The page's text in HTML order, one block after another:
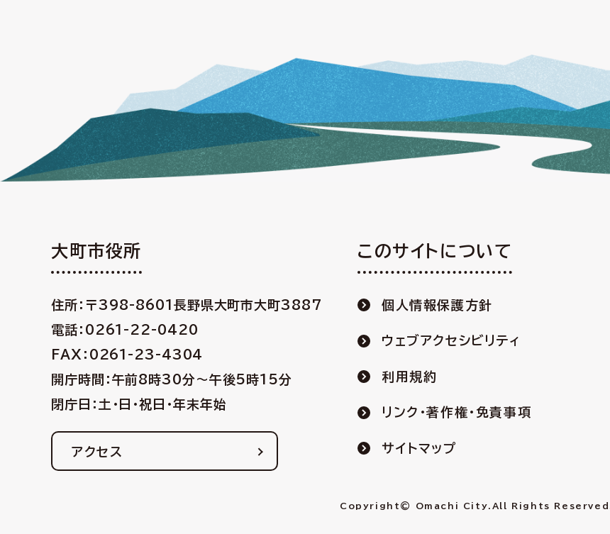
大町市役所
住所：〒398-8601 長野県大町市大町3887
電話：0261-22-0420
FAX：0261-23-4304
開庁時間：午前8時30分〜午後5時15分
閉庁日：土・日・祝日・年末年始
アクセス
このサイトについて
個人情報保護方針
ウェブアクセシビリティ
利用規約
リンク・著作権・免責事項
サイトマップ
Copyright© Omachi City. All Rights Reserved.